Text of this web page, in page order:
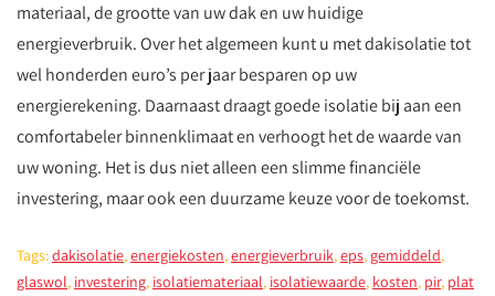
materiaal, de grootte van uw dak en uw huidige
energieverbruik. Over het algemeen kunt u met dakisolatie tot
wel honderden euro’s per jaar besparen op uw
energierekening. Daarnaast draagt goede isolatie bij aan een
comfortabeler binnenklimaat en verhoogt het de waarde van
uw woning. Het is dus niet alleen een slimme financiële
investering, maar ook een duurzame keuze voor de toekomst.
Tags:dakisolatie,energiekosten,energieverbruik,eps, gemiddeld,
glaswol, investering, isolatiemateriaal, isolatiewaarde, kosten, pir, plat